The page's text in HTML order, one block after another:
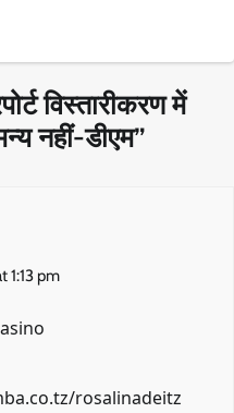
विस्तारीकरण में
नहीं-डीएम”
1:13 pm
rosalinadeitz